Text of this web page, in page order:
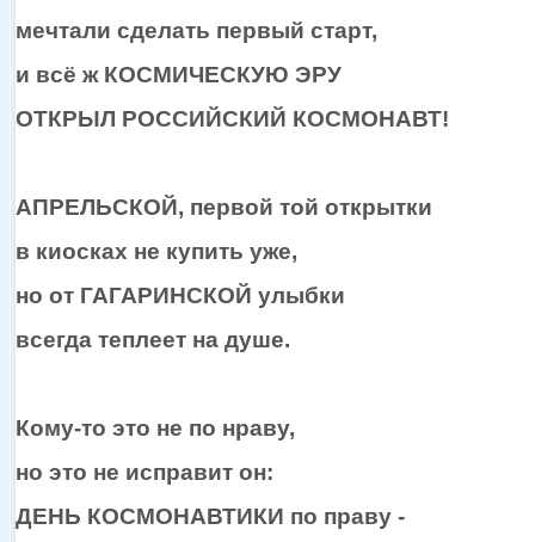
мечтали сделать первый старт,
и всё жКОСМИЧЕСКУЮ ЭРУ
ОТКРЫЛ РОССИЙСКИЙ КОСМОНАВТ!
АПРЕЛЬСКОЙ, первой той открытки
в киосках не купить уже,
но от ГАГАРИНСКОЙ улыбки
всегда теплеет на душе.
Кому-то это не по нраву,
но это не исправит он:
ДЕНЬ КОСМОНАВТИКИ по праву -